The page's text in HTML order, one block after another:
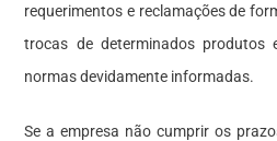
requerimentos e reclamações de
trocas de determinados produtos
normas devidamente informadas.
Se a empresa não cumprir os